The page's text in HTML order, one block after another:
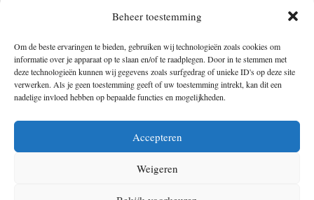
Beheer toestemming
Om de beste ervaringen te bieden, gebruiken wij technologieën zoals cookies om
informatie over je apparaat op te slaan en/of te raadplegen. Door in te stemmen met
deze technologieën kunnen wij gegevens zoals surfgedrag of unieke ID's op deze site
verwerken. Als je geen toestemming geeft of uw toestemming intrekt, kan dit een
nadelige invloed hebben op bepaalde functies en mogelijkheden.
Accepteren
Weigeren
#5 GR11 in de Catalaanse Pyreneeën
in met een tentje of slapen in